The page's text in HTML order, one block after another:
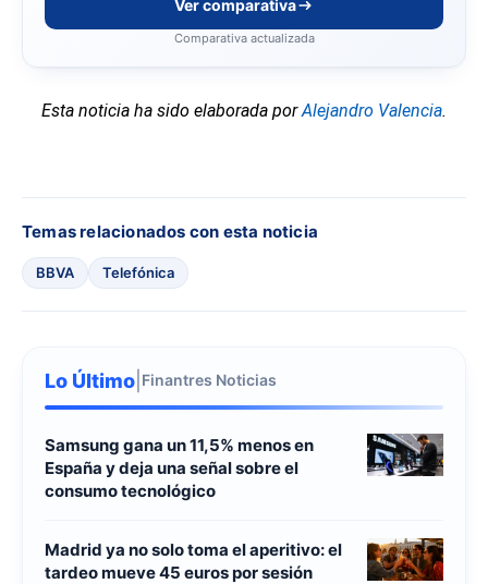
Ver comparativa
Comparativa actualizada
Esta noticia ha sido elaborada porAlejandro Valencia.
Temas relacionados con esta noticia
BBVA Telefónica
Lo Último Finantres Noticias
Samsung gana un 11,5% menos en
España y deja una señal sobre el
consumo tecnológico
Madrid ya no solo toma el aperitivo: el
tardeo mueve 45 euros por sesión